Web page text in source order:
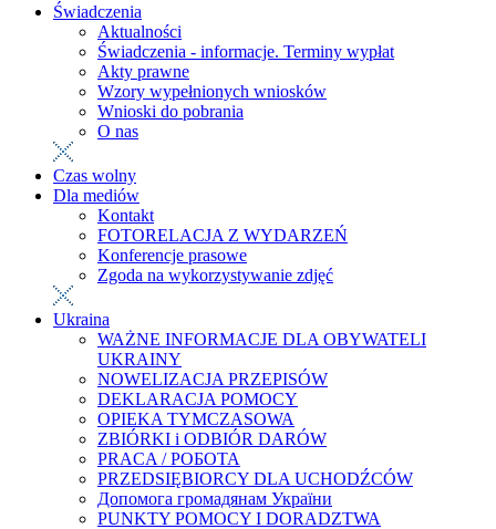
Świadczenia
Aktualności
Świadczenia - informacje. Terminy wypłat
Akty prawne
Wzory wypełnionych wniosków
Wnioski do pobrania
O nas
Czas wolny
Dla mediów
Kontakt
FOTORELACJA Z WYDARZEŃ
Konferencje prasowe
Zgoda na wykorzystywanie zdjęć
Ukraina
WAŻNE INFORMACJE DLA OBYWATELI
UKRAINY
NOWELIZACJA PRZEPISÓW
DEKLARACJA POMOCY
OPIEKA TYMCZASOWA
ZBIÓRKI i ODBIÓR DARÓW
PRACA / РОБОТА
PRZEDSIĘBIORCY DLA UCHODŹCÓW
Допомога громадянам України
PUNKTY POMOCY I DORADZTWA